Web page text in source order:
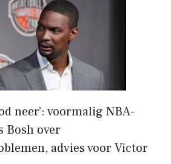
neer’: voormalig NBA-
Bosh over
advies voor Victor